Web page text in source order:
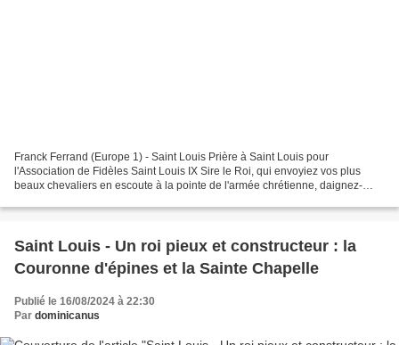
Franck Ferrand (Europe 1) - Saint Louis Prière à Saint Louis pour
l'Association de Fidèles Saint Louis IX Sire le Roi, qui envoyiez vos plus
beaux chevaliers en escoute à la pointe de l'armée chrétienne, daignez-
Saint Louis - Un roi pieux et constructeur : la
Couronne d'épines et la Sainte Chapelle
Publié le 16/08/2024 à 22:30
Par dominicanus